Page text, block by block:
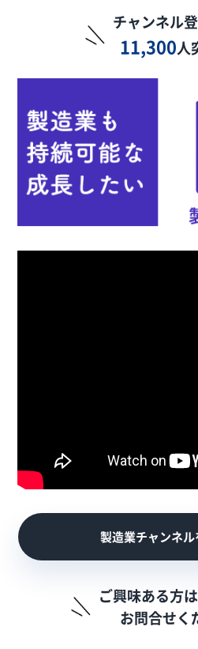
チャンネル
11,300人
製造業チャンネル
ご興味ある方
お問合せく